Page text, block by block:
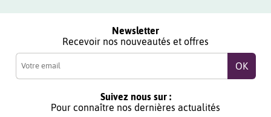
Newsletter
Recevoir nos nouveautés et offres
Suivez nous sur :
Pour connaître nos dernières actualités